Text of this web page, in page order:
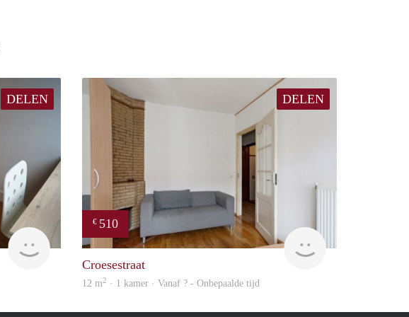
DELEN DELEN
€ 510
Croesestraat
12 m2 · 1 kamer · Vanaf ? - Onbepaalde tijd